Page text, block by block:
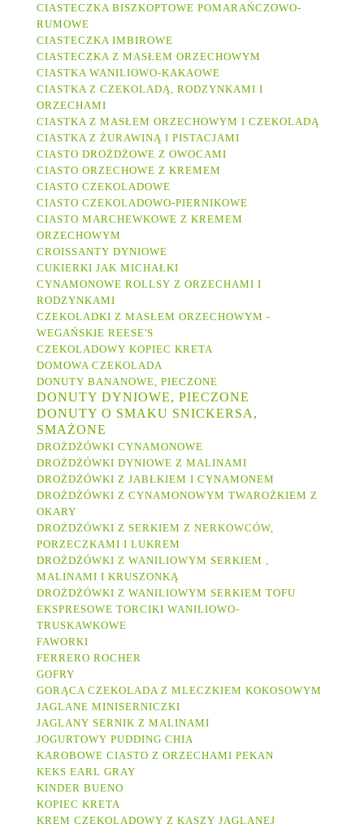
CIASTECZKA BISZKOPTOWE POMARAŃCZOWO-
RUMOWE
CIASTECZKA IMBIROWE
CIASTECZKA Z MASŁEM ORZECHOWYM
CIASTKA WANILIOWO-KAKAOWE
CIASTKA Z CZEKOLADĄ, RODZYNKAMI I
ORZECHAMI
CIASTKA Z MASŁEM ORZECHOWYM I CZEKOLADĄ
CIASTKA Z ŻURAWINĄ I PISTACJAMI
CIASTO DROŻDŻOWE Z OWOCAMI
CIASTO ORZECHOWE Z KREMEM
CIASTO CZEKOLADOWE
CIASTO CZEKOLADOWO-PIERNIKOWE
CIASTO MARCHEWKOWE Z KREMEM
ORZECHOWYM
CROISSANTY DYNIOWE
CUKIERKI JAK MICHAŁKI
CYNAMONOWE ROLLSY Z ORZECHAMI I
RODZYNKAMI
CZEKOLADKI Z MASŁEM ORZECHOWYM -
WEGAŃSKIE REESE'S
CZEKOLADOWY KOPIEC KRETA
DOMOWA CZEKOLADA
DONUTY BANANOWE, PIECZONE
DONUTY DYNIOWE, PIECZONE
DONUTY O SMAKU SNICKERSA,
SMAŻONE
DROŻDŻÓWKI CYNAMONOWE
DROŻDŻÓWKI DYNIOWE Z MALINAMI
DROŻDŻÓWKI Z JABŁKIEM I CYNAMONEM
DROŻDŻÓWKI Z CYNAMONOWYM TWAROŻKIEM Z
OKARY
DROŻDŻÓWKI Z SERKIEM Z NERKOWCÓW,
PORZECZKAMI I LUKREM
DROŻDŻÓWKI Z WANILIOWYM SERKIEM ,
MALINAMI I KRUSZONKĄ
DROŻDŻÓWKI Z WANILIOWYM SERKIEM TOFU
EKSPRESOWE TORCIKI WANILIOWO-
TRUSKAWKOWE
FAWORKI
FERRERO ROCHER
GOFRY
GORĄCA CZEKOLADA Z MLECZKIEM KOKOSOWYM
JAGLANE MINISERNICZKI
JAGLANY SERNIK Z MALINAMI
JOGURTOWY PUDDING CHIA
KAROBOWE CIASTO Z ORZECHAMI PEKAN
KEKS EARL GRAY
KINDER BUENO
KOPIEC KRETA
KREM CZEKOLADOWY Z KASZY JAGLANEJ